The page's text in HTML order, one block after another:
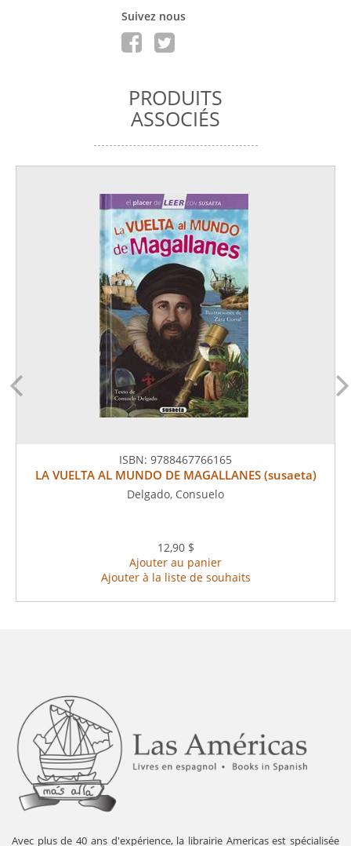
Suivez nous
PRODUITS
ASSOCIÉS
ISBN: 9788467766165
LA VUELTA AL MUNDO DE MAGALLANES (susaeta)
Delgado, Consuelo
12,90 $
Ajouter au panier
Ajouter à la liste de souhaits
Avec plus de 40 ans d'expérience, la librairie Americas est spécialisée